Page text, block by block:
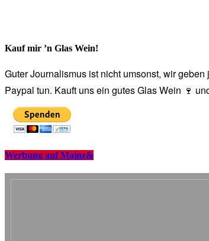
Kauf mir ’n Glas Wein!
Guter Journalismus ist nicht umsonst, wir
Paypal tun. Kauft uns ein gutes Glas Wein 🍷
Werbung auf Mainz&